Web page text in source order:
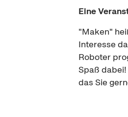
Eine
"Maken"
Interesse
Roboter
Spaß
das Sie